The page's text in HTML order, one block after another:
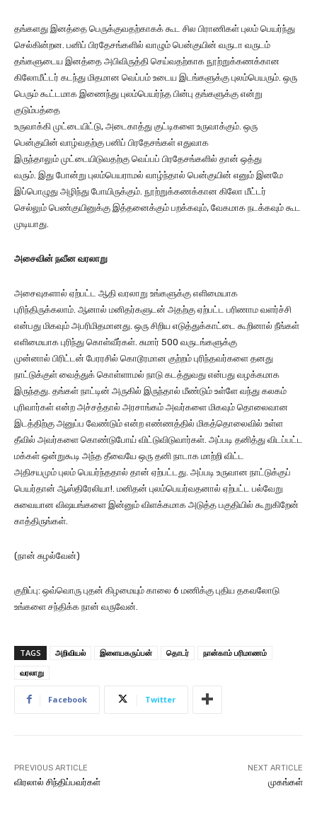
தங்களது இனத்தை பெருக்குவதற்காகக் கூட சில பிராணிகள் புலம் பெயர்ந்து
செல்கின்றன. பனிப் பிரதேசங்களில் வாழும் பென்குயின் வருடா வருடம்
தங்களுடைய இனத்தை அபிவிருத்தி செய்வதற்காக நூற்றுக்கணக்கான
கிலோமீட்டர் கடந்து மிதமான வெப்பம் உடைய இடங்களுக்கு புலம்பெயரும். ஒரு
பெரும் கூட்டமாக இணைந்து புலம்பெயர்ந்த பின்பு தங்களுக்கு என்று
குடும்பத்தை
உருவாக்கி முட்டையிட்டு, அடைகாத்து குட்டிகளை உருவாக்கும். ஒரு
பென்குயின் வாழ்வதற்கு பனிப் பிரதேசங்கள் எதுவாக
இருந்தாலும் முட்டையிடுவதற்கு வெப்பப் பிரதேசங்களில் தான் ஒத்து
வரும். இது போன்று புலம்பெயராமல் வாழ்ந்தால் பென்குயின் எனும் இனமே
இப்பொழுது அழிந்து போயிருக்கும். நூற்றுக்கணக்கான கிலோ மீட்டர்
செல்லும் பெண்குயினுக்கு இத்தனைக்கும் பறக்கவும், வேகமாக நடக்கவும் கூட
முடியாது.
அசைவின் நவீன வரலாறு
அசைவுகளால் ஏற்பட்ட ஆதி வரலாறு உங்களுக்கு எளிமையாக
புரிந்திருக்கலாம். ஆனால் மனிதர்களுடன் அதற்கு ஏற்பட்ட பரிணாம வளர்ச்சி
என்பது மிகவும் அபரிமிதமானது. ஒரு சிறிய எடுத்துக்காட்டை கூறினால் நீங்கள்
எளிமையாக புரிந்து கொள்வீர்கள். சுமார் 500 வருடங்களுக்கு
முன்னால் பிரிட்டன் பேரரசில் கொடூரமான குற்றம் புரிந்தவர்களை தனது
நாட்டுக்குள் வைத்துக் கொள்ளாமல் நாடு கடத்துவது என்பது வழக்கமாக
இருந்தது. தங்கள் நாட்டின் அருகில் இருந்தால் மீண்டும் உள்ளே வந்து கலகம்
புரிவார்கள் என்ற அச்சத்தால் அரசாங்கம் அவர்களை மிகவும் தொலைவான
இடத்திற்கு அனுப்ப வேண்டும் என்ற எண்ணத்தில் மிகத்தொலைவில் உள்ள
தீவில் அவர்களை கொண்டுபோய் விட்டுவிடுவார்கள். அப்படி தனித்து விடப்பட்ட
மக்கள் ஒன்றுகூடி அந்த தீவையே ஒரு தனி நாடாக மாற்றி விட்ட
அதிசயமும் புலம் பெயர்ந்ததால் தான் ஏற்பட்டது. அப்படி உருவான நாட்டுக்குப்
பெயர்தான் ஆஸ்திரேலியா!. மனிதன் புலம்பெயர்வதனால் ஏற்பட்ட பல்வேறு
சுவையான விஷயங்களை இன்னும் விளக்கமாக அடுத்த பகுதியில் கூறுகிறேன்
காத்திருங்கள்.
(நான் சுழல்வேன்)
குறிப்பு: ஒவ்வொரு புதன் கிழமையும் காலை 6 மணிக்கு புதிய தகவலோடு
உங்களை சந்திக்க நான் வருவேன்.
TAGS அறிவியல் இளையகருப்பன் தொடர்
நான்காம் பரிமாணம்
வரலாறு
Facebook Twitter
PREVIOUS ARTICLE
விரலால் சிந்திப்பவர்கள்
NEXT ARTICLE
முகங்கள்